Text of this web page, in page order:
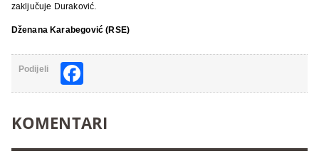
zaključuje Duraković.
Dženana Karabegović (RSE)
Podijeli
KOMENTARI